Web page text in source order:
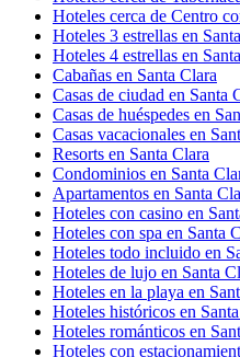
Hoteles cerca de Centro
Hoteles 3 estrellas en
Hoteles 4 estrellas en
Cabañas en Santa Clara
Casas de ciudad en Santa
Casas de huéspedes en
Casas vacacionales en
Resorts en Santa Clara
Condominios en Santa
Apartamentos en Santa
Hoteles con casino en
Hoteles con spa en Santa
Hoteles todo incluido en
Hoteles de lujo en Santa
Hoteles en la playa en
Hoteles históricos en
Hoteles románticos en
Hoteles con